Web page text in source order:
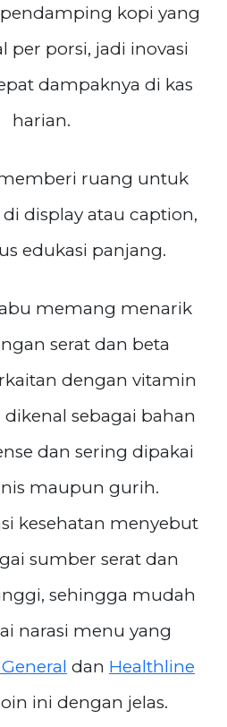
kopi yang
per porsi, jadi inovasi
dampaknya di kas
harian.
ruang untuk
display atau caption,
edukasi panjang.
memang menarik
serat dan beta
dengan vitamin
sebagai bahan
dan sering dipakai
maupun gurih.
kesehatan menyebut
sumber serat dan
sehingga mudah
narasi menu yang
dan Healthline
ini dengan jelas.